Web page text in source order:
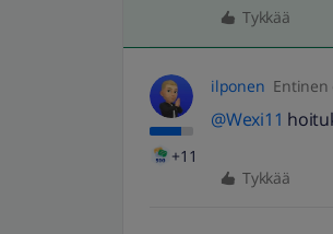
Tykkää
+11
ilponen Entinen
@Wexi11
Tykkää